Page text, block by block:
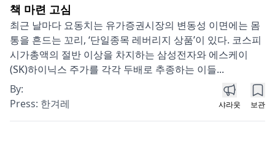
책 마련 고심
최근 날마다 요동치는 유가증권시장의 변동성 이면에는 몸
통을 흔드는 꼬리, ‘단일종목 레버리지 상품’이 있다. 코스피
시가총액의 절반 이상을 차지하는 삼성전자와 에스케이
(SK)하이닉스 주가를 각각 두배로 추종하는 이들...
By:
Press: 한겨레 샤라웃 보관